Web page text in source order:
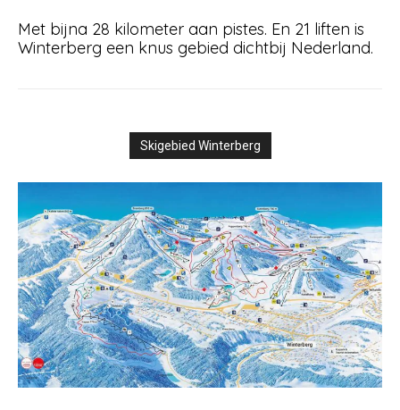
Met bijna 28 kilometer aan pistes. En 21 liften is
Winterberg een knus gebied dichtbij Nederland.
Skigebied Winterberg